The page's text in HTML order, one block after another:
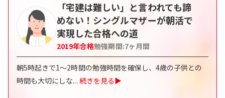
「宅建は難しい」と言われても諦
めない！シングルマザーが朝活で
実現した合格への道
2019年合格勉強期間:7ヶ月間
朝5時起きで1～2時間の勉強時間を確保し、4歳の子供との
時間も大切にしな... 続きを見る▶